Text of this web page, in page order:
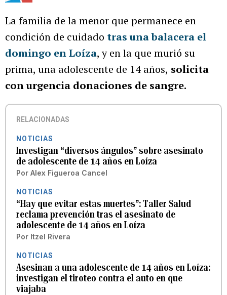
La familia de la menor que permanece en
condición de cuidado tras una balacera el
domingo en Loíza, y en la que murió su
prima, una adolescente de 14 años, solicita
con urgencia donaciones de sangre.
RELACIONADAS
NOTICIAS
Investigan “diversos ángulos” sobre asesinato
de adolescente de 14 años en Loíza
Por Alex Figueroa Cancel
NOTICIAS
“Hay que evitar estas muertes”: Taller Salud
reclama prevención tras el asesinato de
adolescente de 14 años en Loíza
Por Itzel Rivera
NOTICIAS
Asesinan a una adolescente de 14 años en Loíza:
investigan el tiroteo contra el auto en que
viajaba